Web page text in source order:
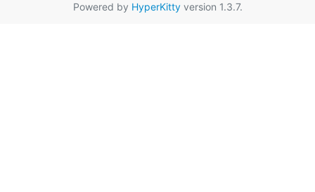
Powered by HyperKittyversion 1.3.7.